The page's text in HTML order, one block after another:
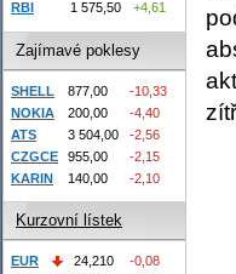
RBI
1 575,50 +4,61
Zajímavé poklesy
SHELL 877,00
-10,33
NOKIA
200,00
-4,40
ATS
3 504,00
-2,56
CZGCE
955,00
-2,15
KARIN
140,00 -2,10
Kurzovní lístek
EUR 24,210
-0,08